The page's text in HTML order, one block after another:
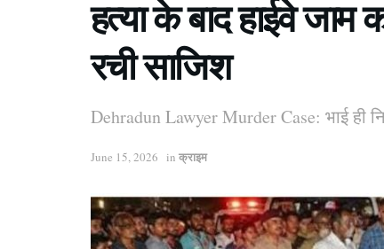
हत्या के बाद हाईवे
रची साजिश
Dehradun Lawyer Murder Case: भाई ही
June 15, 2026 in क्राइम